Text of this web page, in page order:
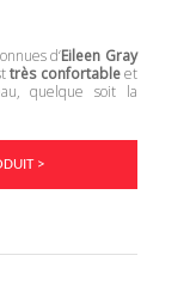
d‘Eileen Gray
très confortableet
quelque soit la
>